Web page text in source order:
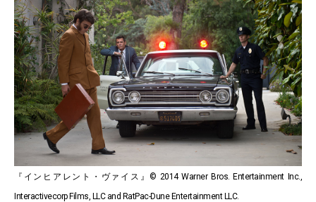
『インヒアレント・ヴァイス』© 2014 Warner Bros. Entertainment Inc.,
Interactivecorp Films, LLC and RatPac-Dune Entertainment LLC.